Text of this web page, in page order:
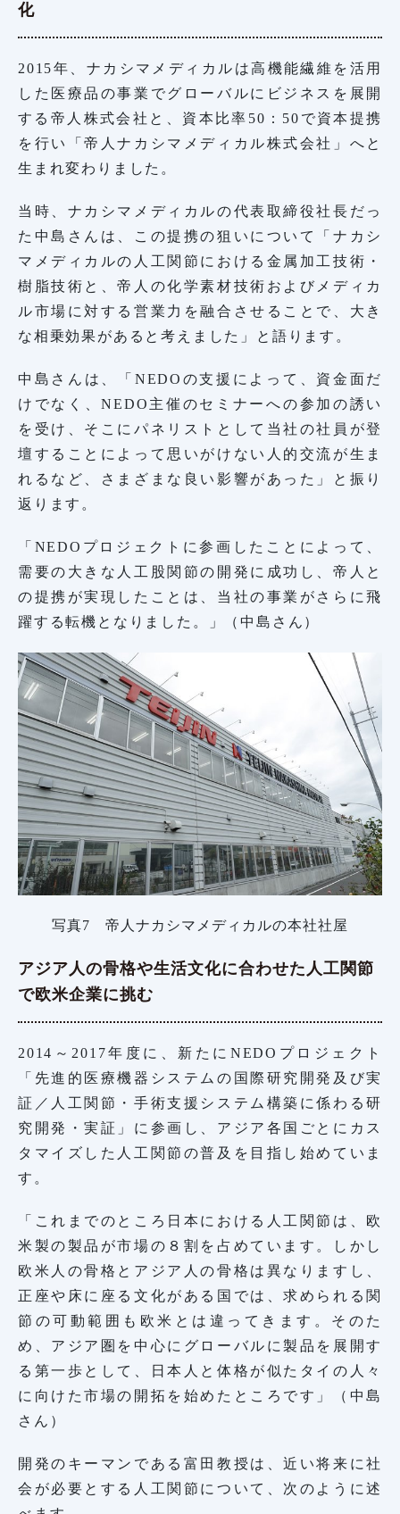
化
2015年、ナカシマメディカルは高機能繊維を活用
した医療品の事業でグローバルにビジネスを展開
する帝人株式会社と、資本比率50：50で資本提携
を行い「帝人ナカシマメディカル株式会社」へと
生まれ変わりました。
当時、ナカシマメディカルの代表取締役社長だっ
た中島さんは、この提携の狙いについて「ナカシ
マメディカルの人工関節における金属加工技術・
樹脂技術と、帝人の化学素材技術およびメディカ
ル市場に対する営業力を融合させることで、大き
な相乗効果があると考えました」と語ります。
中島さんは、「NEDOの支援によって、資金面だ
けでなく、NEDO主催のセミナーへの参加の誘い
を受け、そこにパネリストとして当社の社員が登
壇することによって思いがけない人的交流が生ま
れるなど、さまざまな良い影響があった」と振り
返ります。
「NEDOプロジェクトに参画したことによって、
需要の大きな人工股関節の開発に成功し、帝人と
の提携が実現したことは、当社の事業がさらに飛
躍する転機となりました。」（中島さん）
写真7 帝人ナカシマメディカルの本社社屋
アジア人の骨格や生活文化に合わせた人工関節
で欧米企業に挑む
2014～2017年度に、新たにNEDOプロジェクト
「先進的医療機器システムの国際研究開発及び実
証／人工関節・手術支援システム構築に係わる研
究開発・実証」に参画し、アジア各国ごとにカス
タマイズした人工関節の普及を目指し始めていま
す。
「これまでのところ日本における人工関節は、欧
米製の製品が市場の８割を占めています。しかし
欧米人の骨格とアジア人の骨格は異なりますし、
正座や床に座る文化がある国では、求められる関
節の可動範囲も欧米とは違ってきます。そのた
め、アジア圏を中心にグローバルに製品を展開す
る第一歩として、日本人と体格が似たタイの人々
に向けた市場の開拓を始めたところです」（中島
さん）
開発のキーマンである富田教授は、近い将来に社
会が必要とする人工関節について、次のように述